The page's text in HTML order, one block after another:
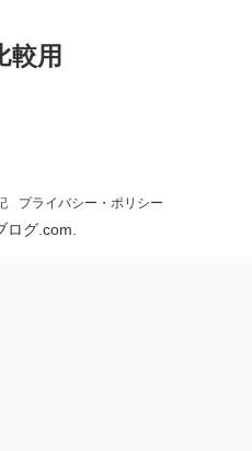
較用
プライバシー・ポリシー
グ.com.